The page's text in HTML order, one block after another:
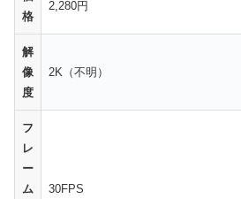
格
2,280円
解
像
度
2K（不明）
フ
レ
ー
ム
30FPS